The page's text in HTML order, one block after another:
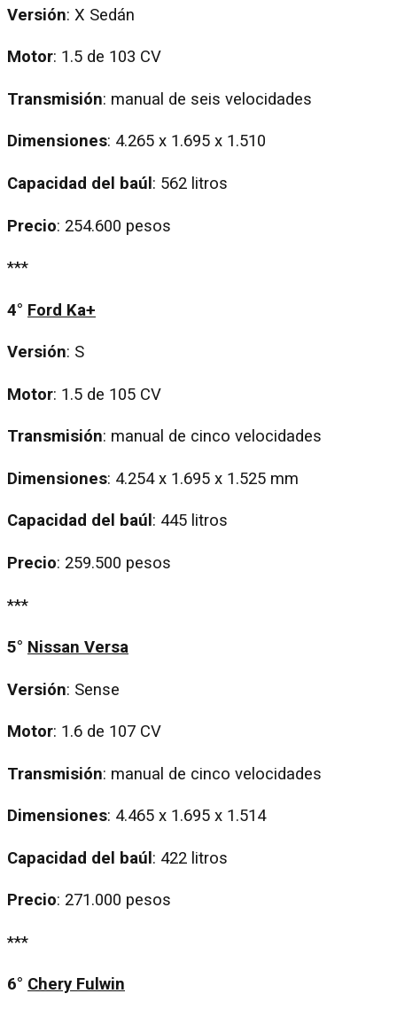
Versión: X Sedán
Motor: 1.5 de 103 CV
Transmisión: manual de seis velocidades
Dimensiones: 4.265 x 1.695 x 1.510
Capacidad del baúl : 562 litros
Precio: 254.600 pesos
***
4° Ford Ka+
Versión: S
Motor: 1.5 de 105 CV
Transmisión: manual de cinco velocidades
Dimensiones: 4.254 x 1.695 x 1.525 mm
Capacidad del baúl: 445 litros
Precio: 259.500 pesos
***
5° Nissan Versa
Versión: Sense
Motor: 1.6 de 107 CV
Transmisión: manual de cinco velocidades
Dimensiones: 4.465 x 1.695 x 1.514
Capacidad del baúl : 422 litros
Precio: 271.000 pesos
***
6° Chery Fulwin